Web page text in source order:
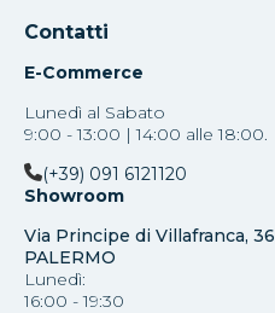
Contatti
E-Commerce
Lunedì al Sabato
9:00 - 13:00 | 14:00 alle 18:00.
(+39) 091 6121120
Showroom
Via Principe di Villafranca, 36
PALERMO
Lunedì:
16:00 - 19:30